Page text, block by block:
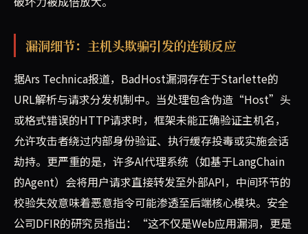
漏洞细节：主机头欺骗引发的连锁反应
据Ars Technica报道，BadHost漏洞存在于Starlette的
URL解析与请求分发机制中。当处理包含伪造“Host”头
或格式错误的HTTP请求时，框架未能正确验证主机名，
允许攻击者绕过内部身份验证、执行缓存投毒或实施会话
劫持。更严重的是，许多AI代理系统（如基于LangChain
的Agent）会将用户请求直接转发至外部API，中间环节的
校验失效意味着恶意指令可能渗透至后端核心模块。安全
公司DFIR的研究员指出：“这不仅是Web应用漏洞，更是